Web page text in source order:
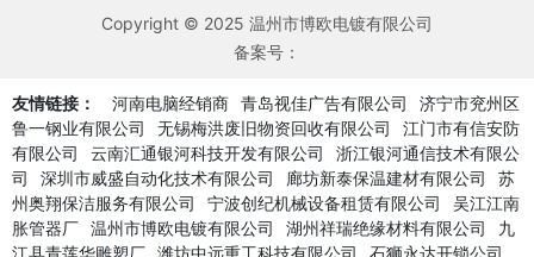
Copyright © 2025 温州市博欧电镀有限公司
备案号：
友情链接： 河南电脑经销商 青岛视佳广告有限公司
济宁市兖州区
鲁一钢业有限公司
无锡梅洪废旧物资回收有限公司
江门市有信安防
有限公司
云南汇通银河科技开发有限公司
浙江银河通信技术有限公
司
深圳市威盛自动化技术有限公司 廊坊新泰保温建材有限公司
苏
州奥翔保洁服务有限公司
宁波创纪机械设备租赁有限公司
吴江江南
胀管器厂 温州市博欧电镀有限公司 湖州祥瑞绝缘材料有限公司
九
江县青莲华雕塑厂 潍坊中远重工科技有限公司 石狮永达开锁公司